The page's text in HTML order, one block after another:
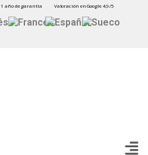
1 año de garantía Valoración en Google 4,9/5